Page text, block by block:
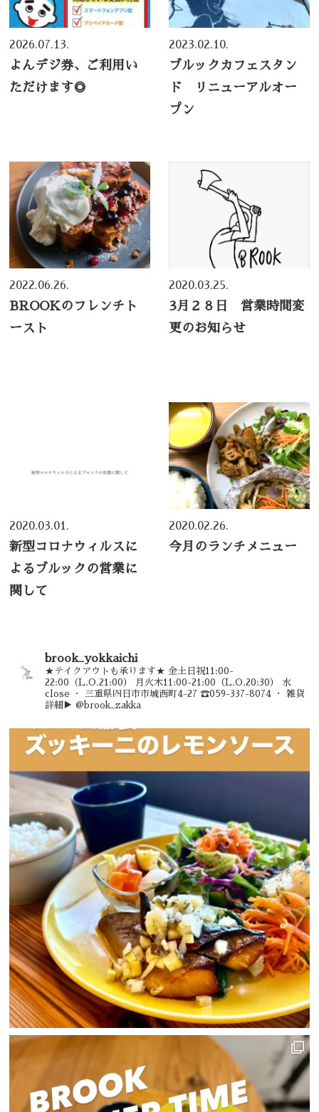
2026.07.13.
よんデジ券、ご利用い
ただけます◎
2023.02.10.
ブルックカフェスタン
ド リニューアルオー
プン
2022.06.26.
BROOKのフレンチト
ースト
2020.03.25.
3月２８日 営業時間変
更のお知らせ
2020.03.01.
新型コロナウィルスに
よるブルックの営業に
関して
2020.02.26.
今月のランチメニュー
brook_yokkaichi
★テイクアウトも承ります★ 金土日祝11:00-
22:00（L.O.21:00）
月火木11:00-21:00（L.O.20:30）
水
close
・ 三重県四日市市城西町4-27 ☎︎059-337-8074 ・
雑貨
詳細▶︎ @brook_zakka